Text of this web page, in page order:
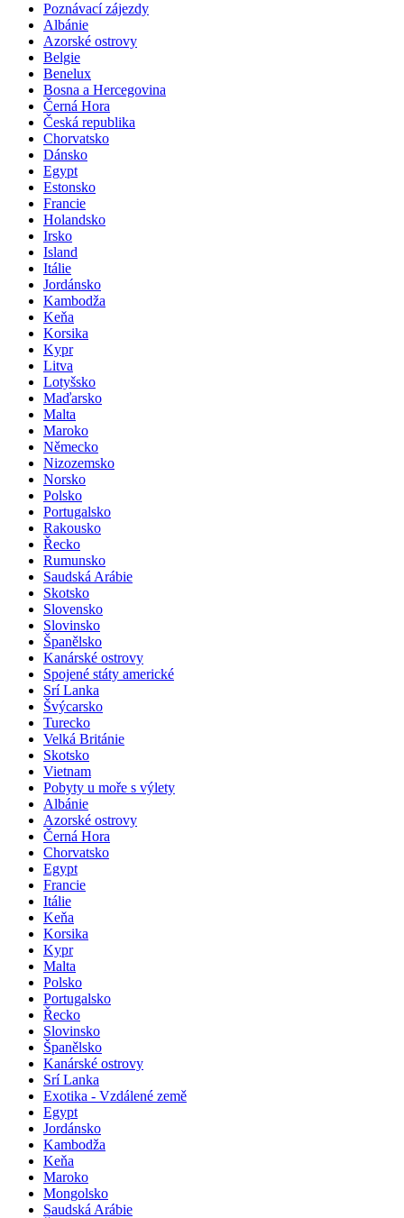
Poznávací zájezdy
Albánie
Azorské ostrovy
Belgie
Benelux
Bosna a Hercegovina
Černá Hora
Česká republika
Chorvatsko
Dánsko
Egypt
Estonsko
Francie
Holandsko
Irsko
Island
Itálie
Jordánsko
Kambodža
Keňa
Korsika
Kypr
Litva
Lotyšsko
Maďarsko
Malta
Maroko
Německo
Nizozemsko
Norsko
Polsko
Portugalsko
Rakousko
Řecko
Rumunsko
Saudská Arábie
Skotsko
Slovensko
Slovinsko
Španělsko
Kanárské ostrovy
Spojené státy americké
Srí Lanka
Švýcarsko
Turecko
Velká Británie
Skotsko
Vietnam
Pobyty u moře s výlety
Albánie
Azorské ostrovy
Černá Hora
Chorvatsko
Egypt
Francie
Itálie
Keňa
Korsika
Kypr
Malta
Polsko
Portugalsko
Řecko
Slovinsko
Španělsko
Kanárské ostrovy
Srí Lanka
Exotika - Vzdálené země
Egypt
Jordánsko
Kambodža
Keňa
Maroko
Mongolsko
Saudská Arábie